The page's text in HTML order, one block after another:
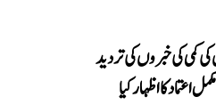
کمی کی خبروں کی تردید
اعتماد کا اظہار کیا